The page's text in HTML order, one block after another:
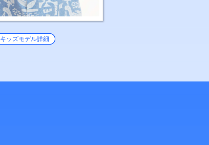
キッズモデル詳細